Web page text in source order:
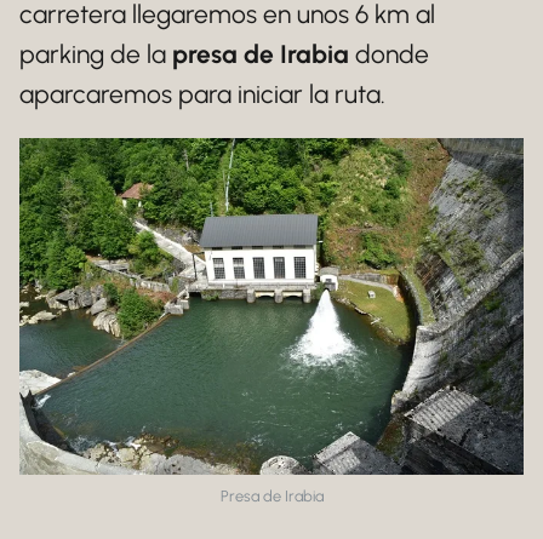
carretera llegaremos en unos 6 km al
parking de la presa de Irabia donde
aparcaremos para iniciar la ruta.
Presa de Irabia